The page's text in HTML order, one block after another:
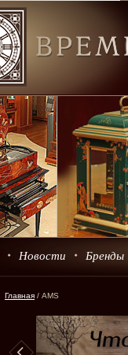
Новости Бренды
Главная / AMS